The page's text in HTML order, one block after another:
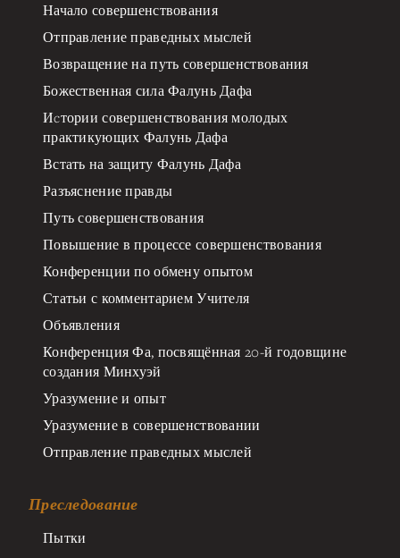
Начало совершенствования
Отправление праведных мыслей
Возвращение на путь совершенствования
Божественная сила Фалунь Дафа
Иcтории совершенствования молодых
практикующих Фалунь Дафа
Встать на защиту Фалунь Дафа
Разъяснение правды
Путь совершенствования
Повышение в процессе совершенствования
Конференции по обмену опытом
Статьи с комментарием Учителя
Объявления
Конференция Фа, посвящённая 20-й годовщине
создания Минхуэй
Уразумение и опыт
Уразумение в совершенствовании
Отправление праведных мыслей
Преследование
Пытки